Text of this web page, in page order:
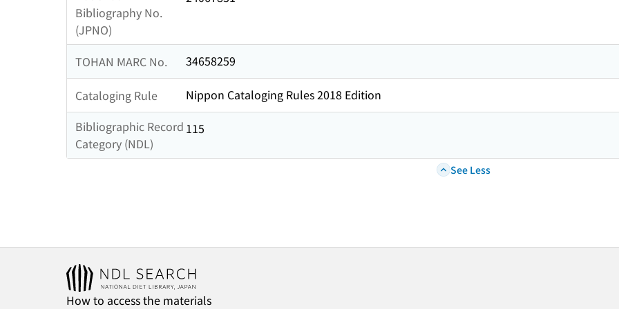
Bibliography No.
(JPNO)
TOHAN MARC No. 34658259
Cataloging Rule
Nippon Cataloging Rules 2018 Edition
Bibliographic Record
Category (NDL)
115
See Less
How to access the materials